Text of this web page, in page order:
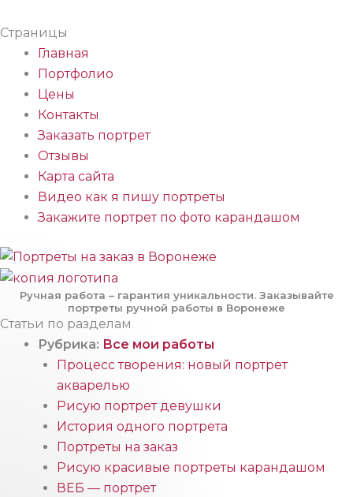
Страницы
Главная
Портфолио
Цены
Контакты
Заказать портрет
Отзывы
Карта сайта
Видео как я пишу портреты
Закажите портрет по фото карандашом
Ручная работа – гарантия уникальности. Заказывайте
портреты ручной работы в Воронеже
Статьи по разделам
Рубрика: Все мои работы
Процесс творения: новый портрет
акварелью
Рисую портрет девушки
История одного портрета
Портреты на заказ
Рисую красивые портреты карандашом
ВЕБ — портрет